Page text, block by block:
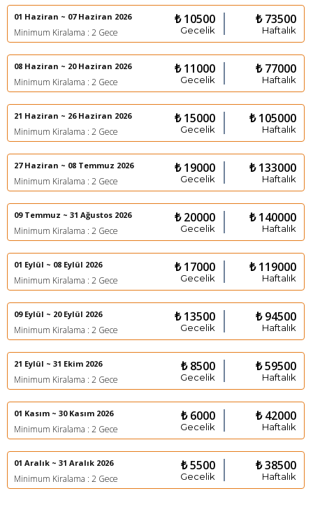
01 Haziran ~ 07 Haziran 2026
Minimum Kiralama : 2 Gece
₺ 10500
Gecelik
₺ 73500
Haftalık
08 Haziran ~ 20 Haziran 2026
Minimum Kiralama : 2 Gece
₺ 11000
Gecelik
₺ 77000
Haftalık
21 Haziran ~ 26 Haziran 2026
Minimum Kiralama : 2 Gece
₺ 15000
Gecelik
₺ 105000
Haftalık
27 Haziran ~ 08 Temmuz 2026
Minimum Kiralama : 2 Gece
₺ 19000
Gecelik
₺ 133000
Haftalık
09 Temmuz ~ 31 Ağustos 2026
Minimum Kiralama : 2 Gece
₺ 20000
Gecelik
₺ 140000
Haftalık
01 Eylül ~ 08 Eylül 2026
Minimum Kiralama : 2 Gece
₺ 17000
Gecelik
₺ 119000
Haftalık
09 Eylül ~ 20 Eylül 2026
Minimum Kiralama : 2 Gece
₺ 13500
Gecelik
₺ 94500
Haftalık
21 Eylül ~ 31 Ekim 2026
Minimum Kiralama : 2 Gece
₺ 8500
Gecelik
₺ 59500
Haftalık
01 Kasım ~ 30 Kasım 2026
Minimum Kiralama : 2 Gece
₺ 6000
Gecelik
₺ 42000
Haftalık
01 Aralık ~ 31 Aralık 2026
Minimum Kiralama : 2 Gece
₺ 5500
Gecelik
₺ 38500
Haftalık